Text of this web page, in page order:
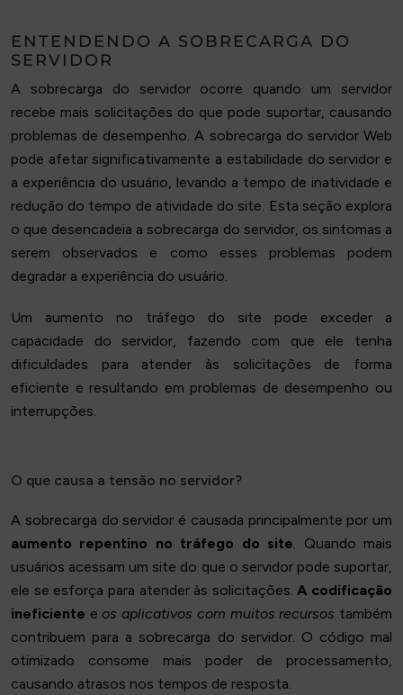
ENTENDENDO A SOBRECARGA DO
SERVIDOR
A sobrecarga do servidor ocorre quando um servidor
recebe mais solicitações do que pode suportar, causando
problemas de desempenho. A sobrecarga do servidor Web
pode afetar significativamente a estabilidade do servidor e
a experiência do usuário, levando a tempo de inatividade e
redução do tempo de atividade do site. Esta seção explora
o que desencadeia a sobrecarga do servidor, os sintomas a
serem observados e como esses problemas podem
degradar a experiência do usuário.
Um aumento no tráfego do site pode exceder a
capacidade do servidor, fazendo com que ele tenha
dificuldades para atender às solicitações de forma
eficiente e resultando em problemas de desempenho ou
interrupções.
O que causa a tensão no servidor?
A sobrecarga do servidor é causada principalmente por um
aumento repentino no tráfego do site. Quando mais
usuários acessam um site do que o servidor pode suportar,
ele se esforça para atender às solicitações.A codificação
ineficiente eos aplicativos com muitos recursos também
contribuem para a sobrecarga do servidor. O código mal
otimizado consome mais poder de processamento,
causando atrasos nos tempos de resposta.